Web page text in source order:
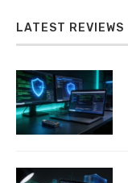
LATEST REVIEWS